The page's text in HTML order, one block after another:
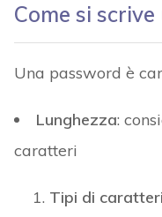
Come si
Una password è
Lunghezza:
caratteri
Tipi di